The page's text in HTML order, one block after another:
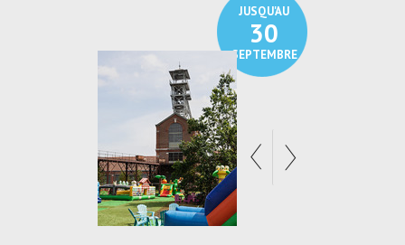
SEPTEMBRE
JUSQU'AU
21
SEPTEMBRE